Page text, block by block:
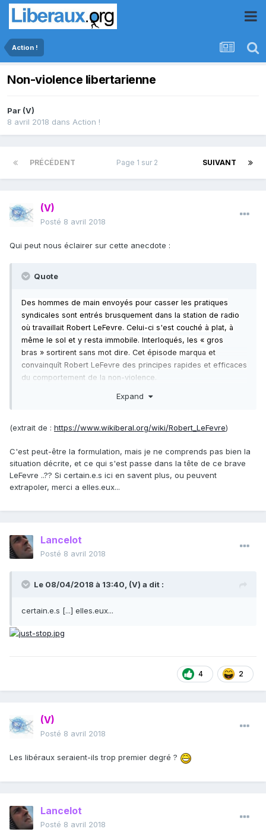
Action !
Non-violence libertarienne
Par (V)
8 avril 2018 dans Action !
PRÉCÉDENT SUIVANT
Page 1 sur 2
(V)
Posté 8 avril 2018
Qui peut nous éclairer sur cette anecdote :
Quote
Des hommes de main envoyés pour casser les pratiques
syndicales sont entrés brusquement dans la station de radio
où travaillait Robert LeFevre. Celui-ci s'est couché à plat, à
même le sol et y resta immobile. Interloqués, les « gros
bras » sortirent sans mot dire. Cet épisode marqua et
convainquît Robert LeFevre des principes rapides et efficaces
du comportement de la non-violence.
Expand
(extrait de : https://www.wikiberal.org/wiki/Robert_LeFevre)
C'est peut-être la formulation, mais je ne comprends pas bien la
situation décrite, et ce qui s'est passe dans la tête de ce brave
LeFevre ..?? Si certain.e.s ici en savent plus, ou peuvent
extrapoler, merci a elles.eux...
Lancelot
Posté 8 avril 2018
Le 08/04/2018 à 13:40, (V) a dit :
certain.e.s [...] elles.eux...
4 2
(V)
Posté 8 avril 2018
Les libéraux seraient-ils trop premier degré ?
Lancelot
Posté 8 avril 2018